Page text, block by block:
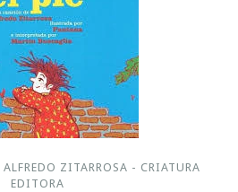
ALFREDO ZITARROSA - CRIATURA
EDITORA